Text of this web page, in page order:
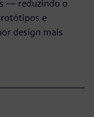
— reduzindo o
e
design mais